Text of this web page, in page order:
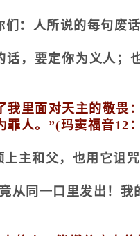
们：人所说的每句废
话，要定你为义人；
我里面对天主的敬畏
罪人。”(玛窦福音12
主和父，也用它诅
从同一口里发出！我